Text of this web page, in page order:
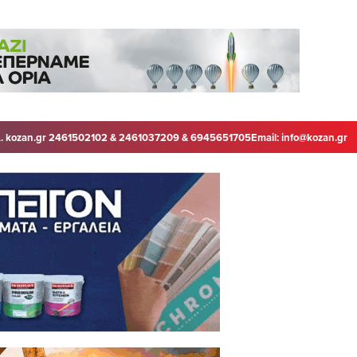
kozan.gr 2461502102 & 2461037209 & 6945651705Email:info@kozan.gr